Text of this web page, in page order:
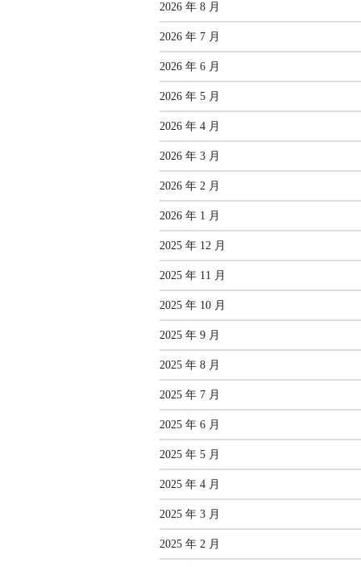
2026 年 8 月
2026 年 7 月
2026 年 6 月
2026 年 5 月
2026 年 4 月
2026 年 3 月
2026 年 2 月
2026 年 1 月
2025 年 12 月
2025 年 11 月
2025 年 10 月
2025 年 9 月
2025 年 8 月
2025 年 7 月
2025 年 6 月
2025 年 5 月
2025 年 4 月
2025 年 3 月
2025 年 2 月